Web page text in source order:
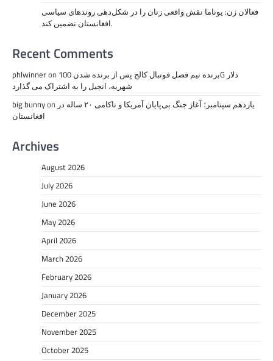
فعالان زن: یوناما نقش واقعی زنان را در شکل‌دهی روندهای سیاسی
افغانستان تضمین کند.
Recent Comments
phlwinneron برنده نیم فصل فوتبال کالج پس از برنده شدن 100G دلار
شهریه، انجیل را به اشتراک می گذارد
big bunnyon یازدهم سپتامبر؛ آغاز جنگ بی‌پایان آمریکا و ناکامی ۲۰ ساله در
افغانستان
Archives
August 2026
July 2026
June 2026
May 2026
April 2026
March 2026
February 2026
January 2026
December 2025
November 2025
October 2025